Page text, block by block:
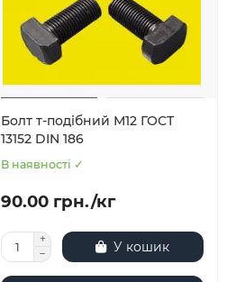
Болт т-подібний М12 ГОСТ
13152 DIN 186
В наявності ✓
90.00 грн./кг
У кошик